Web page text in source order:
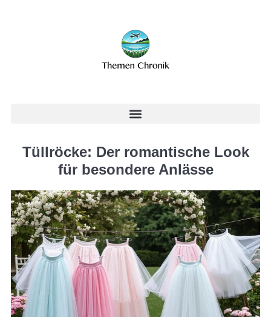
Tüllröcke: Der romantische Look
für besondere Anlässe